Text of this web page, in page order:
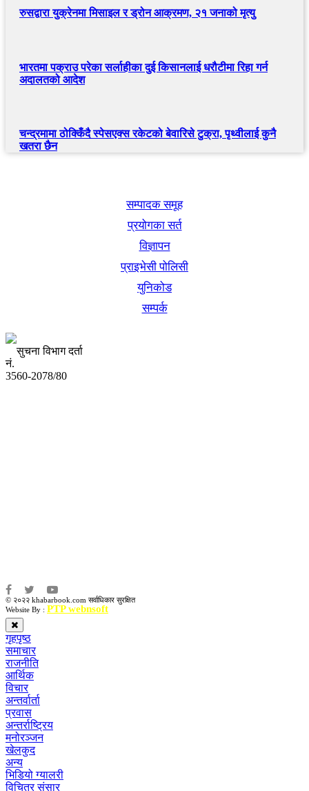
रुसद्वारा युक्रेनमा मिसाइल र ड्रोन आक्रमण, २१ जनाको मृत्यु
भारतमा पक्राउ परेका सर्लाहीका दुई किसानलाई धरौटीमा रिहा गर्न
अदालतको आदेश
चन्द्रमामा ठोक्किँदै स्पेसएक्स रकेटको बेवारिसे टुक्रा, पृथ्वीलाई कुनै
खतरा छैन
सम्पादक समूह
प्रयोगका सर्त
विज्ञापन
प्राइभेसी पोलिसी
युनिकोड
सम्पर्क
सुचना विभाग दर्ता
नं.
3560-2078/80
© २०२२ khabarbook.com सर्वाधिकार सुरक्षित
Website By : PTP webnsoft
गृहपृष्ठ
समाचार
राजनीति
आर्थिक
विचार
अन्तर्वार्ता
प्रवास
अन्तर्राष्ट्रिय
मनोरञ्जन
खेलकुद
अन्य
भिडियो ग्यालरी
विचित्र संसार